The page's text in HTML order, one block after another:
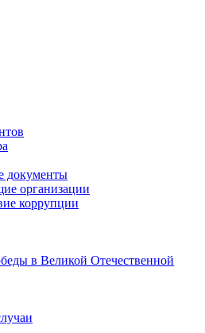
документы
организации
коррупции
в Великой Отечественной